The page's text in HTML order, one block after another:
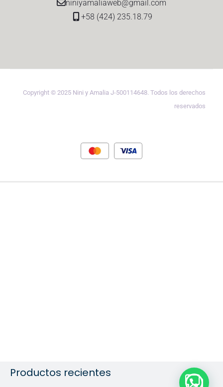
Productos recientes
niniyamaliaweb@gmail.com
+58 (424) 235.18.79
Copyright © 2025 Nini y Amalia J-500114648. Todos los derechos
reservados